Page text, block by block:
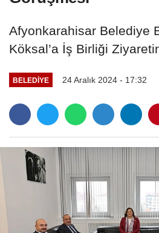
Afyonkarahisar Belediye
Köksal’a İş Birliği
BELEDIYE 24 Aralık 2024 - 17:32